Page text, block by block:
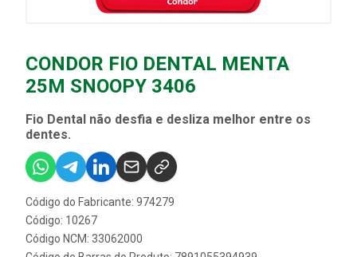
CONDOR FIO DENTAL MENTA
25M SNOOPY 3406
Fio Dental não desfia e desliza melhor entre os
dentes.
Código do Fabricante: 974279
Código: 10267
Código NCM: 33062000